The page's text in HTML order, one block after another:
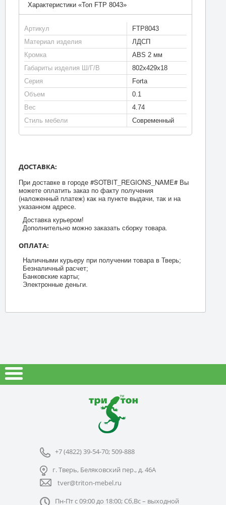
Характеристики «Топ FTP 8043»
Артикул
FTP8043
Материал изделия
ЛДСП
Кромка
ABS 2 мм
Габариты изделия Ш/Г/В
802х429х18
Серия
Forta
Объем
0.1
Вес
4.74
Стиль мебели
Современный
ДОСТАВКА:
При доставке в городе #SOTBIT_REGIONS_NAME# Вы
можете оплатить заказ по факту получения
(наложенный платеж) как на пункте выдачи, так и на
указанном адресе.
Доставка курьером!
Дополнительно можно заказать сборку товара.
ОПЛАТА:
Наличными курьеру при получении товара в Тверь;
Безналичный расчет;
Банковские карты;
Электронные деньги.
+7 (4822) 39-54-70; 509-888
г. Тверь, Беляковский пер., д. 46А
tver@triton-mebel.ru
Пн-Пт с 09:00 до 18:00; Сб,Вс – выходной